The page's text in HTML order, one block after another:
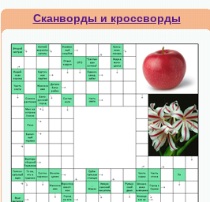
Сканворды и кроссворды